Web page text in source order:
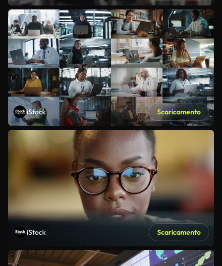
iStock Scaricamento
iStock Scaricamento